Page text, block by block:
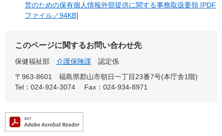
営のための保有個人情報外部提供に関する事務取扱要領 [PDF
ファイル／94KB]
このページに関するお問い合わせ先
保健福祉部 介護保険課
認定係
〒963-8601
福島県郡山市朝日一丁目23番7号(本庁舎1階)
Tel：024-924-3074
Fax：024-934-8971